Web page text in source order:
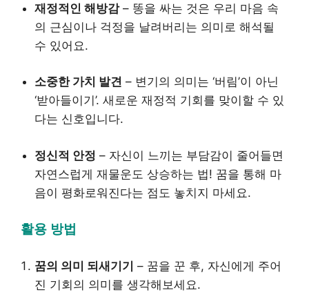
재정적인 해방감– 똥을 싸는 것은 우리 마음 속
의 근심이나 걱정을 날려버리는 의미로 해석될
수 있어요.
소중한 가치 발견 – 변기의 의미는 ‘버림’이 아닌
‘받아들이기’. 새로운 재정적 기회를 맞이할 수 있
다는 신호입니다.
정신적 안정 – 자신이 느끼는 부담감이 줄어들면
자연스럽게 재물운도 상승하는 법! 꿈을 통해 마
음이 평화로워진다는 점도 놓치지 마세요.
활용 방법
꿈의 의미 되새기기 – 꿈을 꾼 후, 자신에게 주어
진 기회의 의미를 생각해보세요.